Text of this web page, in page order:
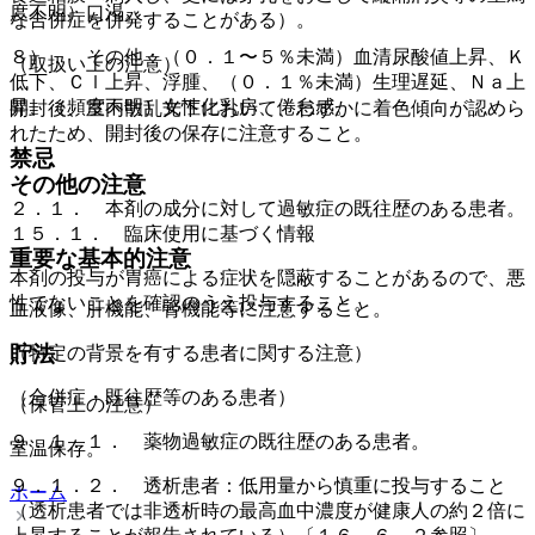
な合併症を併発することがある）。
（取扱い上の注意）
開封後、室内散乱光下において、わずかに着色傾向が認めら
れたため、開封後の保存に注意すること。
その他の注意
１５．１． 臨床使用に基づく情報
本剤の投与が胃癌による症状を隠蔽することがあるので、悪
性でないことを確認のうえ投与すること。
貯法
（保管上の注意）
室温保存。
ホーム
度不明）口渇。
８）． その他：（０．１〜５％未満）血清尿酸値上昇、Ｋ
低下、Ｃｌ上昇、浮腫、（０．１％未満）生理遅延、Ｎａ上
昇、（頻度不明）女性化乳房、倦怠感。
禁忌
２．１． 本剤の成分に対して過敏症の既往歴のある患者。
重要な基本的注意
血液像、肝機能、腎機能等に注意すること。
（特定の背景を有する患者に関する注意）
（合併症・既往歴等のある患者）
９．１．１． 薬物過敏症の既往歴のある患者。
９．１．２． 透析患者：低用量から慎重に投与すること
（透析患者では非透析時の最高血中濃度が健康人の約２倍に